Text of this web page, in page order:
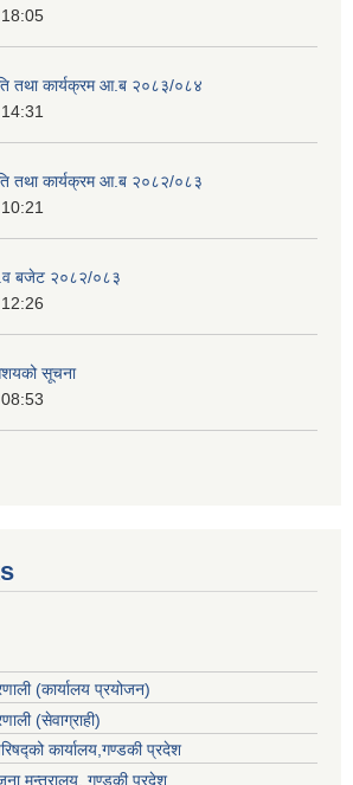
तथा कार्यक्रम आ.ब २०८३/०८४
तथा कार्यक्रम आ.ब २०८२/०८३
बजेट २०८२/०८३
सूचना
(कार्यालय प्रयोजन)
(सेवाग्राही)
कार्यालय,गण्डकी प्रदेश
मन्त्रालय, गण्डकी प्रदेश